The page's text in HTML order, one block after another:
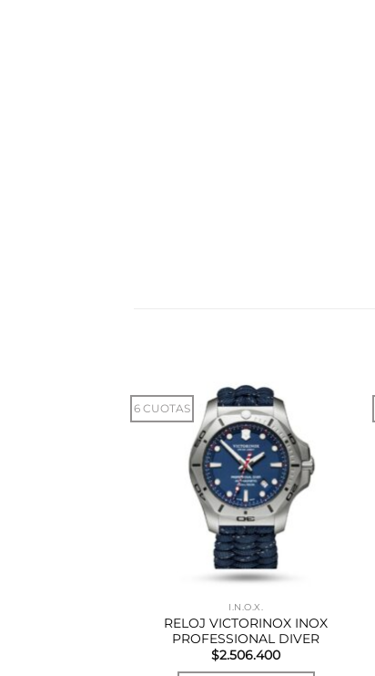
6 CUOTAS
I.N.O.X.
RELOJ VICTORINOX INOX
PROFESSIONAL DIVER
$2.506.400